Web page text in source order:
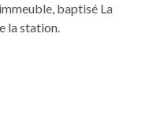
baptisé La
la station.